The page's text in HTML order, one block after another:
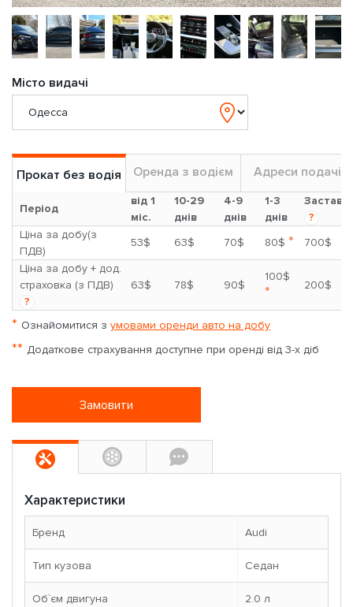
Місто видачі
Прокат без водія Оренда з водієм Адреси подачі
Період
від 1
міс.
10-29
днів
4-9
днів
1-3
днів
Застава
?
Ціна за добу(з
ПДВ)
53$ 63$ 70$ 80$ *
700$
Ціна за добу + дод.
страховка (з ПДВ)
?
63$ 78$ 90$
100$
* 200$
* Ознайомитися з умовами оренди авто на добу
** Додаткове страхування доступне при оренді від 3-х діб
Замовити
Характеристики
Бренд Audi
Тип кузова Седан
Об`єм двигуна 2.0 л